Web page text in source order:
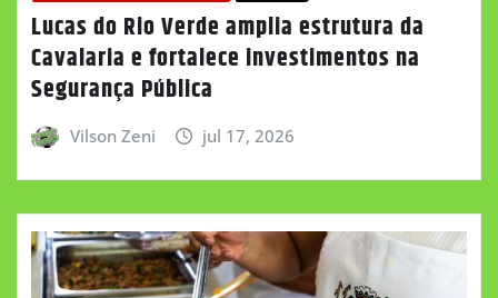
Lucas do Rio Verde amplia estrutura da
Cavalaria e fortalece investimentos na
Segurança Pública
Vilson Zeni jul 17, 2026